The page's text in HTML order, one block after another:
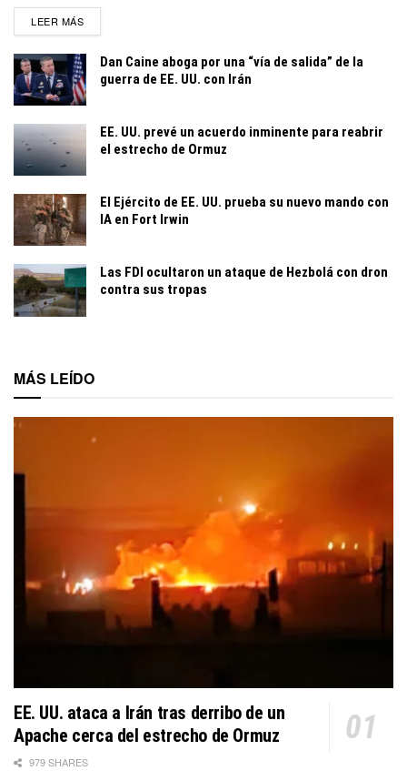
LEER MÁSDETAILS
Dan Caine aboga por una “vía de salida” de la
guerra de EE. UU. con Irán
EE. UU. prevé un acuerdo inminente para reabrir
el estrecho de Ormuz
El Ejército de EE. UU. prueba su nuevo mando con
IA en Fort Irwin
Las FDI ocultaron un ataque de Hezbolá con dron
contra sus tropas
MÁS LEÍDO
EE. UU. ataca a Irán tras derribo de un
Apache cerca del estrecho de Ormuz
979 SHARES